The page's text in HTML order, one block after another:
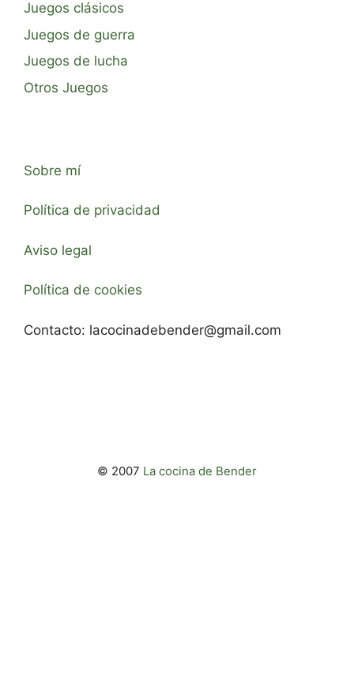
Juegos clásicos
Juegos de guerra
Juegos de lucha
Otros Juegos
Sobre mí
Política de privacidad
Aviso legal
Política de cookies
Contacto: lacocinadebender@gmail.com
© 2007 La cocina de Bender